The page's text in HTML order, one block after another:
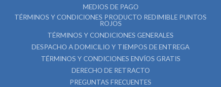
MEDIOS DE PAGO
TÉRMINOS Y CONDICIONES PRODUCTO REDIMIBLE PUNTOS
ROJOS
TÉRMINOS Y CONDICIONES GENERALES
DESPACHO A DOMICILIO Y TIEMPOS DE ENTREGA
TÉRMINOS Y CONDICIONES ENVÍOS GRATIS
DERECHO DE RETRACTO
PREGUNTAS FRECUENTES